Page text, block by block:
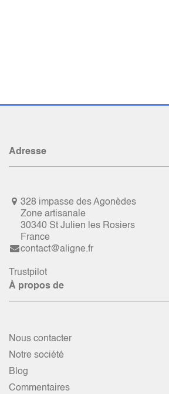
Adresse
328 impasse des Agonèdes
Zone artisanale
30340 St Julien les Rosiers
France
contact@aligne.fr
Trustpilot
À propos de
Nous contacter
Notre société
Blog
Commentaires